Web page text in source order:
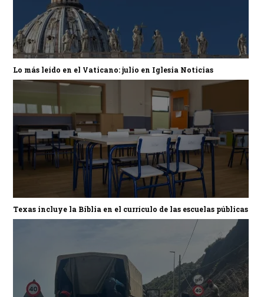
Lo más leído en el Vaticano: julio en Iglesia Noticias
Texas incluye la Biblia en el currículo de las escuelas públicas